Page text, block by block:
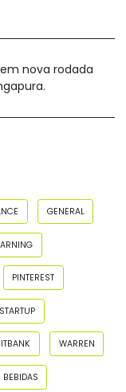
nova rodada
GENERAL
PINTEREST
STARTUP
WARREN
BEBIDAS